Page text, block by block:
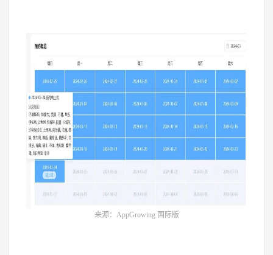
来源：AppGrowing 国际版